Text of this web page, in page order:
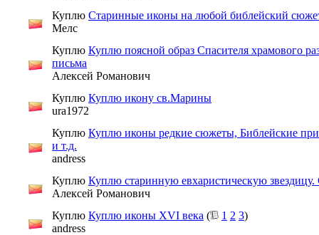
Куплю Старинные иконы на любой библейский
Мелс
Куплю Куплю поясной образ Спасителя храмового
письма
Алексей Романович
Куплю Куплю икону св.Марины
ura1972
Куплю Куплю иконы редкие сюжеты, Библейские
и т.д.
andress
Куплю Куплю старинную евхаристическую
Алексей Романович
Куплю Куплю иконы ХVI века ( 1 2 3)
andress